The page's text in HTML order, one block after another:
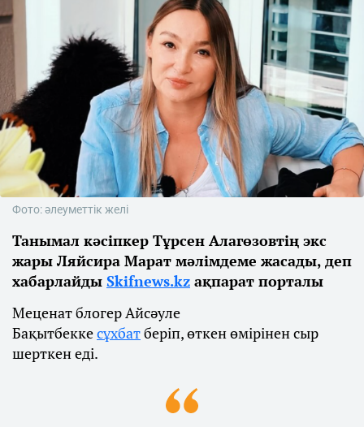
Фото: әлеуметтік желі
Танымал кәсіпкер Тұрсен Алагөзовтің экс
жары Ляйсира Марат мәлімдеме жасады, деп
хабарлайды Skifnews.kz ақпарат порталы
Меценат блогер Айсәуле
Бақытбеккесұхбатберіп, өткен өмірінен сыр
шерткен еді.